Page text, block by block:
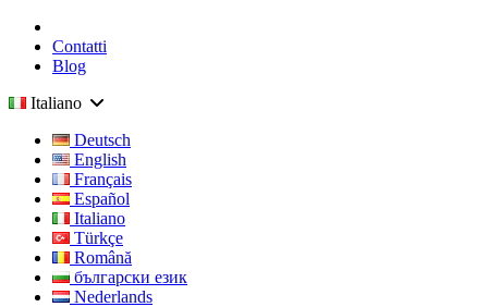
Contatti
Blog
Italiano
Deutsch
English
Français
Español
Italiano
Türkçe
Română
български език
Nederlands